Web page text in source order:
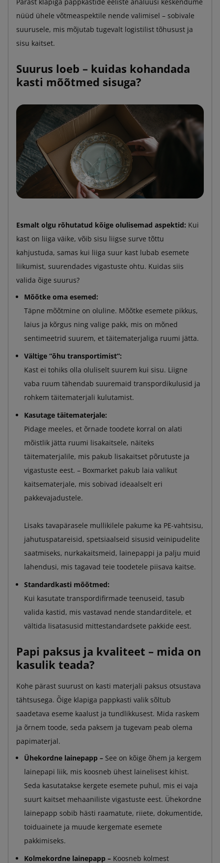
nüüd ühele võtmeaspektile nende valimisel – sobivale
suurusele, mis mõjutab tugevalt logistilist tõhusust ja
sisu kaitset.
Suurus loeb – kuidas kohandada
kasti mõõtmed sisuga?
Esmalt olgu rõhutatud kõige olulisemad aspektid: Kui
kast on liiga väike, võib sisu liigse surve tõttu
kahjustuda, samas kui liiga suur kast lubab esemete
liikumist, suurendades vigastuste ohtu. Kuidas siis
valida õige suurus?
Mõõtke oma esemed:
Täpne mõõtmine on oluline. Mõõtke esemete pikkus,
laius ja kõrgus ning valige pakk, mis on mõned
sentimeetrid suurem, et täitematerjaliga ruumi jätta.
Vältige “õhu transportimist”:
Kast ei tohiks olla oluliselt suurem kui sisu. Liigne
vaba ruum tähendab suuremaid transpordikulusid ja
rohkem täitematerjali kulutamist.
Kasutage täitematerjale:
Pidage meeles, et õrnade toodete korral on alati
mõistlik jätta ruumi lisakaitsele, näiteks
täitematerjalile, mis pakub lisakaitset põrutuste ja
vigastuste eest. – Boxmarket pakub laia valikut
kaitsematerjale, mis sobivad ideaalselt eri
pakkevajadustele.
Lisaks tavapärasele mullikilele pakume ka PE-vahtsisu,
jahutuspatareisid, spetsiaalseid sisusid veinipudelite
saatmiseks, nurkakaitsmeid, lainepappi ja palju muid
lahendusi, mis tagavad teie toodetele piisava kaitse.
Standardkasti mõõtmed:
Kui kasutate transpordifirmade teenuseid, tasub
valida kastid, mis vastavad nende standarditele, et
vältida lisatasusid mittestandardsete pakkide eest.
Papi paksus ja kvaliteet – mida on
kasulik teada?
Kohe pärast suurust on kasti materjali paksus otsustava
tähtsusega. Õige klapiga pappkasti valik sõltub
saadetava eseme kaalust ja tundlikkusest. Mida raskem
ja õrnem toode, seda paksem ja tugevam peab olema
papimaterjal.
Ühekordne lainepapp – See on kõige õhem ja kergem
lainepapi liik, mis koosneb ühest lainelisest kihist.
Seda kasutatakse kergete esemete puhul, mis ei vaja
suurt kaitset mehaaniliste vigastuste eest. Ühekordne
lainepapp sobib hästi raamatute, riiete, dokumentide,
toiduainete ja muude kergemate esemete
pakkimiseks.
Kolmekordne lainepapp – Koosneb kolmest